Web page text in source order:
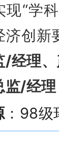
现“学
济创新
/经理
监/经理
：98级